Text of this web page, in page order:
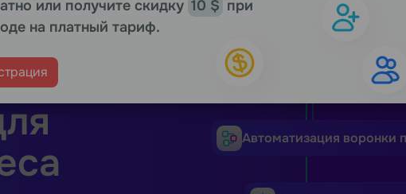
или получите скидку 10 $ при
на платный тариф.
Автоматизация воронки